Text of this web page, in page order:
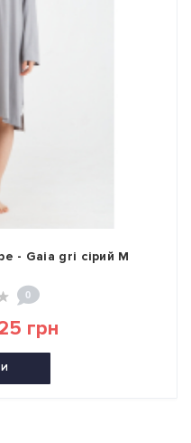
- Gaia gri сірий M
0
грн